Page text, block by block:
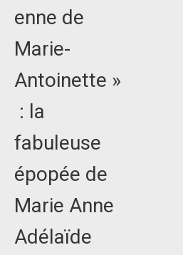
enne de
Marie-
Antoinette »
: la
fabuleuse
épopée de
Marie Anne
Adélaïde